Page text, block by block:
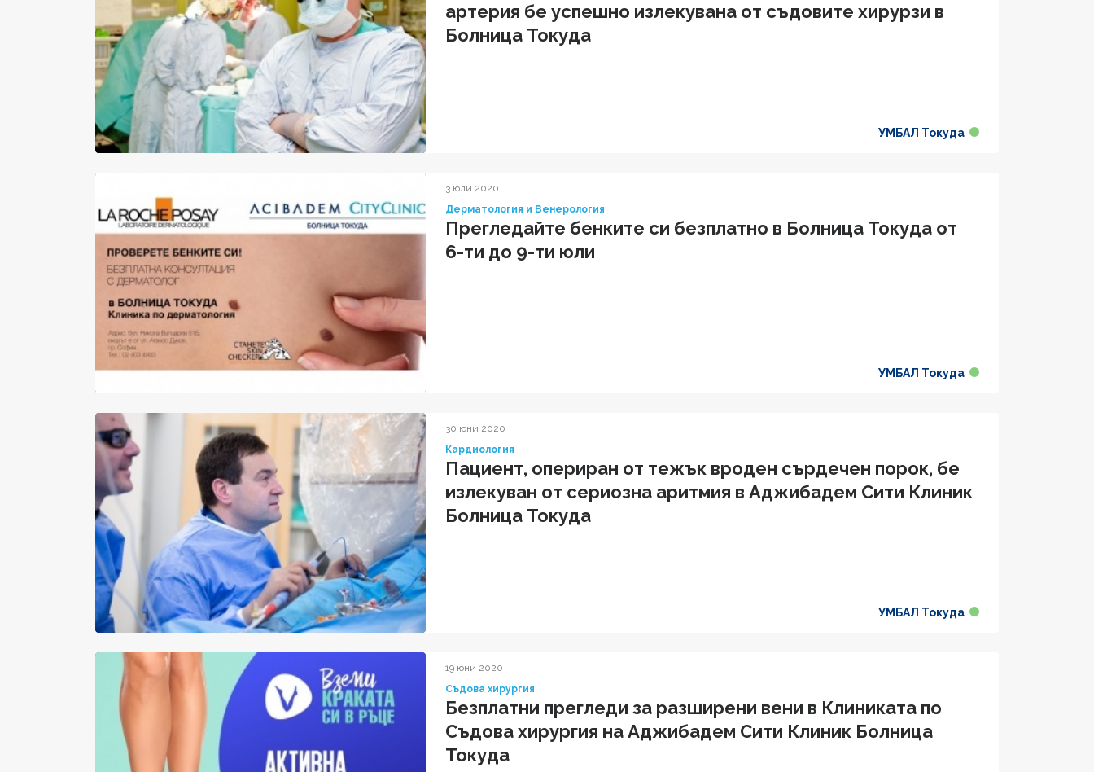
артерия бе успешно излекувана от съдовите хирурзи в
Болница Токуда
УМБАЛ Токуда
3 юли 2020
Дерматология и Венерология
Прегледайте бенките си безплатно в Болница Токуда от
6-ти до 9-ти юли
УМБАЛ Токуда
30 юни 2020
Кардиология
Пациент, опериран от тежък вроден сърдечен порок, бе
излекуван от сериозна аритмия в Аджибадем Сити Клиник
Болница Токуда
УМБАЛ Токуда
19 юни 2020
Съдова хирургия
Безплатни прегледи за разширени вени в Клиниката по
Съдова хирургия на Аджибадем Сити Клиник Болница
Токуда